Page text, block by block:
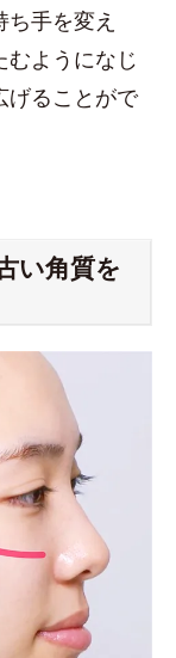
手を変え
むようになじ
げることがで
い角質を